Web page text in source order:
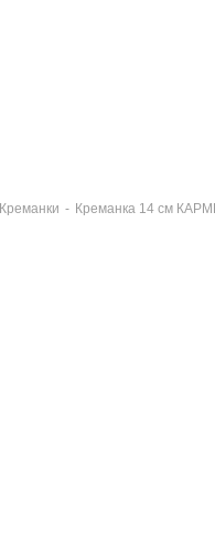
Креманки - Креманка 14 см